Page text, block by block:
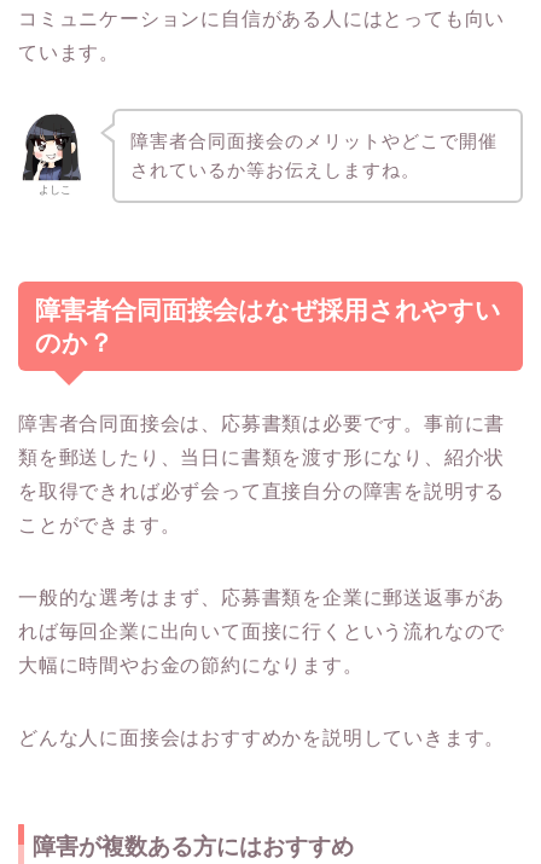
コミュニケーションに自信がある人にはとっても向い
ています。
よしこ
障害者合同面接会のメリットやどこで開催
されているか等お伝えしますね。
障害者合同面接会はなぜ採用されやすい
のか？
障害者合同面接会は、応募書類は必要です。事前に書
類を郵送したり、当日に書類を渡す形になり、紹介状
を取得できれば必ず会って直接自分の障害を説明する
ことができます。
一般的な選考はまず、応募書類を企業に郵送返事があ
れば毎回企業に出向いて面接に行くという流れなので
大幅に時間やお金の節約になります。
どんな人に面接会はおすすめかを説明していきます。
障害が複数ある方にはおすすめ